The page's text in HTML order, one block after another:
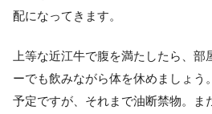
配になってきます。
上等な近江牛で腹を満たしたら、部
ーでも飲みながら体を休めましょう
予定ですが、それまで油断禁物。ま